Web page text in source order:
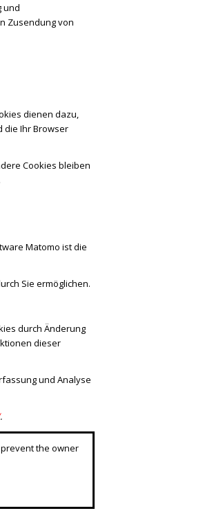
und
Zusendung von
dienen dazu,
die Ihr Browser
Cookies bleiben
Matomo ist die
Sie ermöglichen.
durch Änderung
dieser
und Analyse
.
the owner